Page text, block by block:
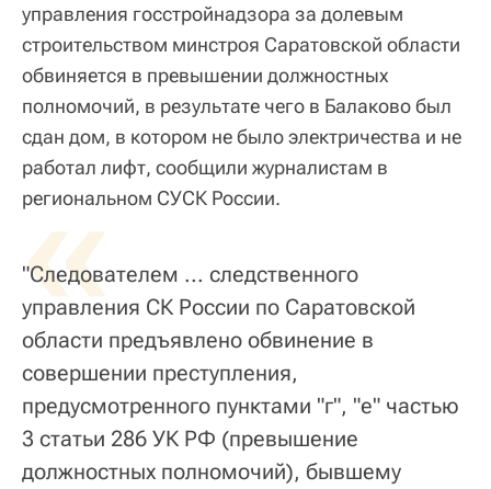
управления госстройнадзора за долевым
строительством минстроя Саратовской области
обвиняется в превышении должностных
полномочий, в результате чего в Балаково был
сдан дом, в котором не было электричества и не
работал лифт, сообщили журналистам в
региональном СУСК России.
«
"Следователем ... следственного
управления СК России по Саратовской
области предъявлено обвинение в
совершении преступления,
предусмотренного пунктами "г", "е" частью
3 статьи 286 УК РФ (превышение
должностных полномочий), бывшему